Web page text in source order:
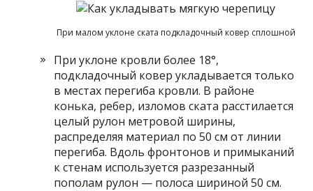
При малом уклоне ската подкладочный ковер сплошной
При уклоне кровли более 18°,
подкладочный ковер укладывается только
в местах перегиба кровли. В районе
конька, ребер, изломов ската расстилается
целый рулон метровой ширины,
распределяя материал по 50 см от линии
перегиба. Вдоль фронтонов и примыканий
к стенам используется разрезанный
пополам рулон — полоса шириной 50 см.